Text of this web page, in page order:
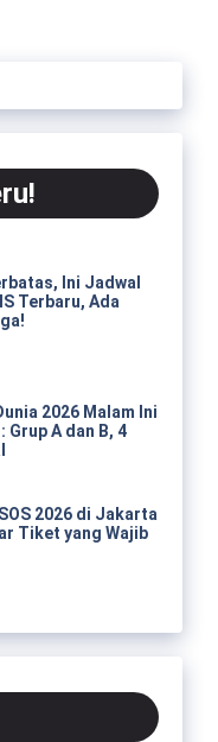
Ini Jadwal
Terbaru, Ada
2026 Malam Ini
Grup A dan B, 4
2026 di Jakarta
Tiket yang Wajib